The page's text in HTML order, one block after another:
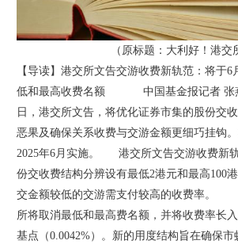
（原标题：大利好！港交
【导读】港交所文告交游收费新轨范：将于
低和最高收费名额 中国基金报记者
日，港交所文告，将优化证券市集的股份交
恶果及确保关系收费与交游金额更细巧挂钩
2025年6月实施。 港交所文告交游收
份交收费结构分辨设有最低2港元和最高100
交金额较低的交游需支付较高的收费率
所将取消最低和最高费名额，并将收费率长
基点（0.0042%）。新的用度结构旨在确保